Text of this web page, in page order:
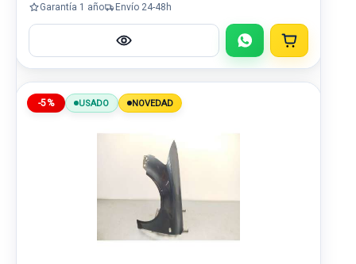
Garantía 1 año Envío 24-48h
-5% USADO NOVEDAD